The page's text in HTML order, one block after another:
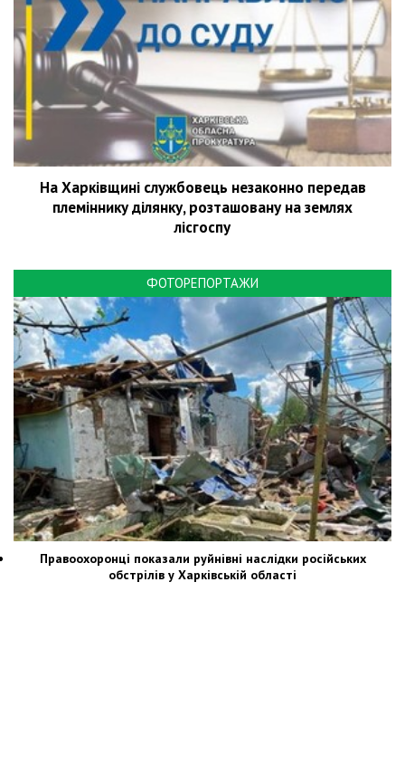
На Харківщині службовець незаконно передав
племіннику ділянку, розташовану на землях
лісгоспу
ФОТОРЕПОРТАЖИ
Правоохоронці показали руйнівні наслідки російських
обстрілів у Харківській області